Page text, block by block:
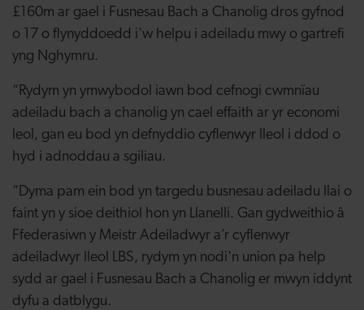
£160m ar gael i Fusnesau Bach a Chanolig dros gyfnod
o 17 o flynyddoedd i'w helpu i adeiladu mwy o gartrefi
yng Nghymru.
“Rydym yn ymwybodol iawn bod cefnogi cwmnïau
adeiladu bach a chanolig yn cael effaith ar yr economi
leol, gan eu bod yn defnyddio cyflenwyr lleol i ddod o
hyd i adnoddau a sgiliau.
“Dyma pam ein bod yn targedu busnesau adeiladu llai o
faint yn y sioe deithiol hon yn Llanelli. Gan gydweithio â
Ffederasiwn y Meistr Adeiladwyr a’r cyflenwyr
adeiladwyr lleol LBS, rydym yn nodi'n union pa help
sydd ar gael i Fusnesau Bach a Chanolig er mwyn iddynt
dyfu a datblygu.